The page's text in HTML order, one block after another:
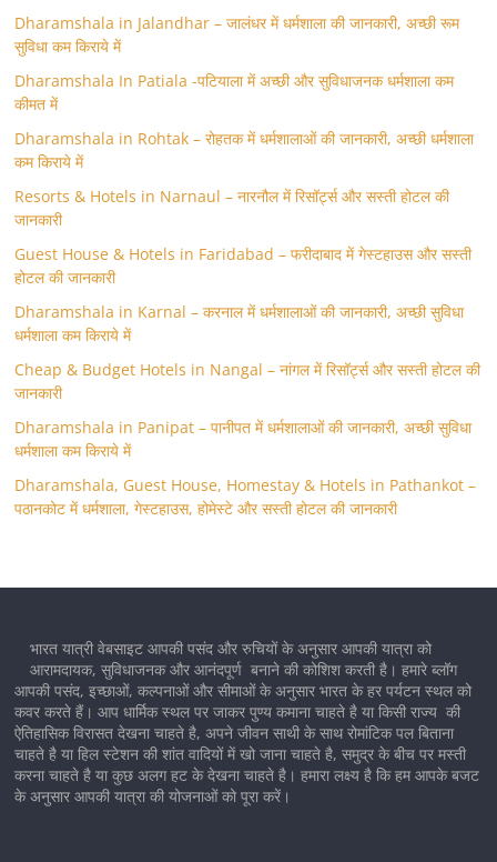
Dharamshala in Jalandhar – जालंधर में धर्मशाला की जानकारी, अच्छी रूम
सुविधा कम किराये में
Dharamshala In Patiala -पटियाला में अच्छी और सुविधाजनक धर्मशाला कम
कीमत में
Dharamshala in Rohtak – रोहतक में धर्मशालाओं की जानकारी, अच्छी धर्मशाला
कम किराये में
Resorts & Hotels in Narnaul – नारनौल में रिसॉर्ट्स और सस्ती होटल की
जानकारी
Guest House & Hotels in Faridabad – फरीदाबाद में गेस्टहाउस और सस्ती
होटल की जानकारी
Dharamshala in Karnal – करनाल में धर्मशालाओं की जानकारी, अच्छी सुविधा
धर्मशाला कम किराये में
Cheap & Budget Hotels in Nangal – नांगल में रिसॉर्ट्स और सस्ती होटल की
जानकारी
Dharamshala in Panipat – पानीपत में धर्मशालाओं की जानकारी, अच्छी सुविधा
धर्मशाला कम किराये में
Dharamshala, Guest House, Homestay & Hotels in Pathankot –
पठानकोट में धर्मशाला, गेस्टहाउस, होमेस्टे और सस्ती होटल की जानकारी
भारत यात्री वेबसाइट आपकी पसंद और रुचियों के अनुसार आपकी यात्रा को
आरामदायक, सुविधाजनक और आनंदपूर्ण बनाने की कोशिश करती है। हमारे ब्लॉग
आपकी पसंद, इच्छाओं, कल्पनाओं और सीमाओं के अनुसार भारत के हर पर्यटन स्थल को
कवर करते हैं। आप धार्मिक स्थल पर जाकर पुण्य कमाना चाहते है या किसी राज्य की
ऐतिहासिक विरासत देखना चाहते है, अपने जीवन साथी के साथ रोमांटिक पल बिताना
चाहते है या हिल स्टेशन की शांत वादियों में खो जाना चाहते है, समुद्र के बीच पर मस्ती
करना चाहते है या कुछ अलग हट के देखना चाहते है। हमारा लक्ष्य है कि हम आपके बजट
के अनुसार आपकी यात्रा की योजनाओं को पूरा करें।